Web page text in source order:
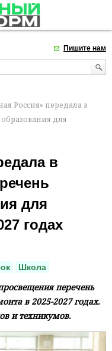
Пишите нам
Россия» передала в
для
в
для
годах
Школа
перечень
в 2025-2027 годах.
и техникумов.